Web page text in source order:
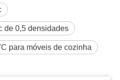
de 0,5 densidades
para móveis de cozinha